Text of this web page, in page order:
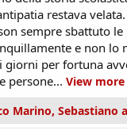
restava
sempre sbattuto le
e non lo
giorni per fortuna
persone... View more
Marino, Sebastiano